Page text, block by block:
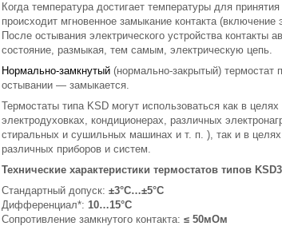
Когда температура достигает температуры для
происходит мгновенное замыкание контакта (включение
После остывания электрического устройства контакты
состояние, размыкая, тем самым, электрическую цепь.
Нормально-замкнутый (нормально-закрытый) термостат
остывании — замыкается.
Термостаты типа KSD могут использоваться как в
электродуховках, кондиционерах, различных
стиральных и сушильных машинах и т. п. ), так и в
различных приборов и систем.
Технические характеристики термостатов типов
Стандартный допуск: ±3°С…±5°С
Дифференциал*: 10…15°С
Сопротивление замкнутого контакта: ≤ 50мОм